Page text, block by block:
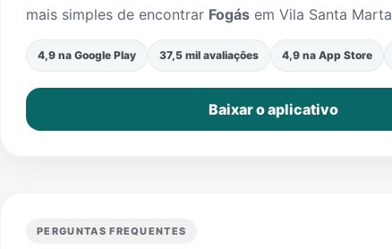
mais simples de encontrar Fogás em Vila Santa Marta
4,9 na Google Play 37,5 mil avaliações 4,9 na App Store
Baixar o aplicativo
PERGUNTAS FREQUENTES